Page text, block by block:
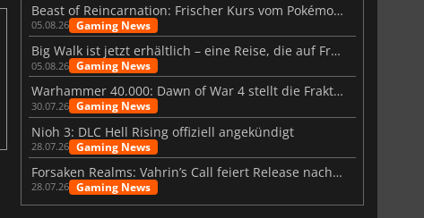
Beast of Reincarnation: Frischer Kurs vom Pokémon-Studio
05.08.26 Gaming News
Big Walk ist jetzt erhältlich – eine Reise, die auf Freundschaft basiert
05.08.26 Gaming News
Warhammer 40.000: Dawn of War 4 stellt die Fraktion der Necrons vor
30.07.26 Gaming News
Nioh 3: DLC Hell Rising offiziell angekündigt
28.07.26 Gaming News
Forsaken Realms: Vahrin’s Call feiert Release nach 10 Jahren
28.07.26 Gaming News